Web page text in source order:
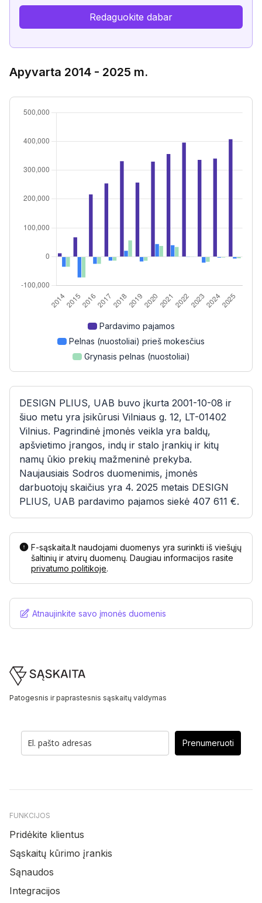
Redaguokite dabar
Apyvarta 2014 - 2025 m.
Pardavimo pajamos
Pelnas (nuostoliai) prieš mokesčius
Grynasis pelnas (nuostoliai)
DESIGN PLIUS, UAB buvo įkurta 2001-10-08 ir
šiuo metu yra įsikūrusi Vilniaus g. 12, LT-01402
Vilnius. Pagrindinė įmonės veikla yra baldų,
apšvietimo įrangos, indų ir stalo įrankių ir kitų
namų ūkio prekių mažmeninė prekyba.
Naujausiais Sodros duomenimis, įmonės
darbuotojų skaičius yra 4. 2025 metais DESIGN
PLIUS, UAB pardavimo pajamos siekė 407 611 €.
F-sąskaita.lt naudojami duomenys yra surinkti iš viešųjų
šaltinių ir atvirų duomenų. Daugiau informacijos rasite
privatumo politikoje.
Atnaujinkite savo įmonės duomenis
Footer
Patogesnis ir paprastesnis sąskaitų valdymas
Prenumeruoti
FUNKCIJOS
Pridėkite klientus
Sąskaitų kūrimo įrankis
Sąnaudos
Integracijos